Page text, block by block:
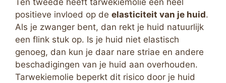
Ten tweede heeft tarwekiemolie een heel
positieve invloed op de elasticiteit van je huid.
Als je zwanger bent, dan rekt je huid natuurlijk
een flink stuk op. Is je huid niet elastisch
genoeg, dan kun je daar nare striae en andere
beschadigingen van je huid aan overhouden.
Tarwekiemolie beperkt dit risico door je huid